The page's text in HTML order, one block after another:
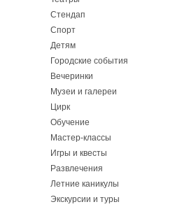
Стендап
Спорт
Детям
Городские события
Вечеринки
Музеи и галереи
Цирк
Обучение
Мастер-классы
Игры и квесты
Развлечения
Летние каникулы
Экскурсии и туры